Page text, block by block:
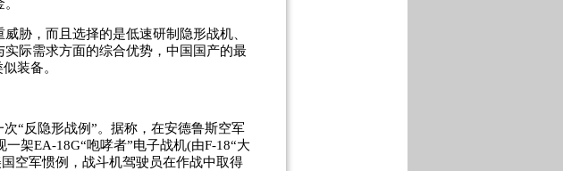
，而且选择的是低速研制隐形战机、
际需求方面的综合优势，中国国产的最
装备。
“反隐形战例”。据称，在安德鲁斯空军
架EA-18G“咆哮者”电子战机(由F-18“大
空军惯例，战斗机驾驶员在作战中取得